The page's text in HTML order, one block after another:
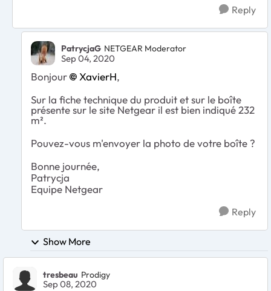
Reply
PatrycjaG NETGEAR Moderator
Sep 04, 2020
Bonjour XavierH,
Sur la fiche technique du produit et sur le boîte
présente sur le site Netgear il est bien indiqué 232
m².
Pouvez-vous m'envoyer la photo de votre boîte ?
Bonne journée,
Patrycja
Equipe Netgear
Reply
Show More
tresbeau Prodigy
Sep 08, 2020